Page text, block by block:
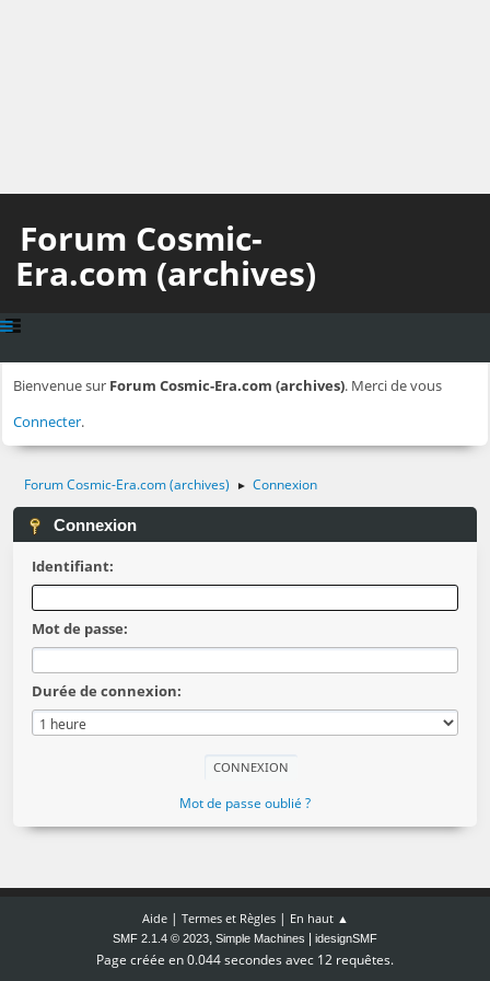
Forum Cosmic-
Era.com (archives)
Bienvenue sur Forum Cosmic-Era.com (archives). Merci de vous
Connecter.
Forum Cosmic-Era.com (archives) ► Connexion
Connexion
Identifiant:
Mot de passe:
Durée de connexion:
Mot de passe oublié ?
Aide| Termes et Règles| En haut ▲
SMF 2.1.4 © 2023, Simple Machines idesignSMF
Page créée en 0.044 secondes avec 12 requêtes.